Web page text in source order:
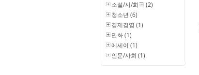
소설/시/희곡 (2)
청소년 (6)
경제경영 (1)
만화 (1)
에세이 (1)
인문/사회 (1)